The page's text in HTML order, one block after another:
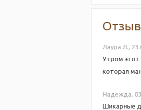
Лаура Л.,
Утром этот
которая
Надежда,
Шикарные